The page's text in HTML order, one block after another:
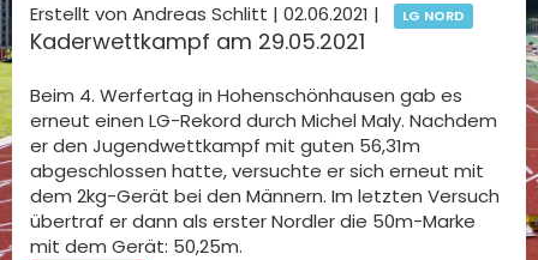
Erstellt von Andreas Schlitt | 02.06.2021 | LG NORD
Kaderwettkampf am 29.05.2021
Beim 4. Werfertag in Hohenschönhausen gab es
erneut einen LG-Rekord durch Michel Maly. Nachdem
er den Jugendwettkampf mit guten 56,31m
abgeschlossen hatte, versuchte er sich erneut mit
dem 2kg-Gerät bei den Männern. Im letzten Versuch
übertraf er dann als erster Nordler die 50m-Marke
mit dem Gerät: 50,25m.